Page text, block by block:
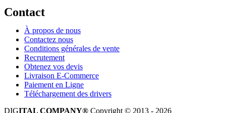
Contact
À propos de nous
Contactez nous
Conditions générales de vente
Recrutement
Obtenez vos devis
Livraison E-Commerce
Paiement en Ligne
Téléchargement des drivers
DIGITAL COMPANY® Copyright © 2013 - 2026